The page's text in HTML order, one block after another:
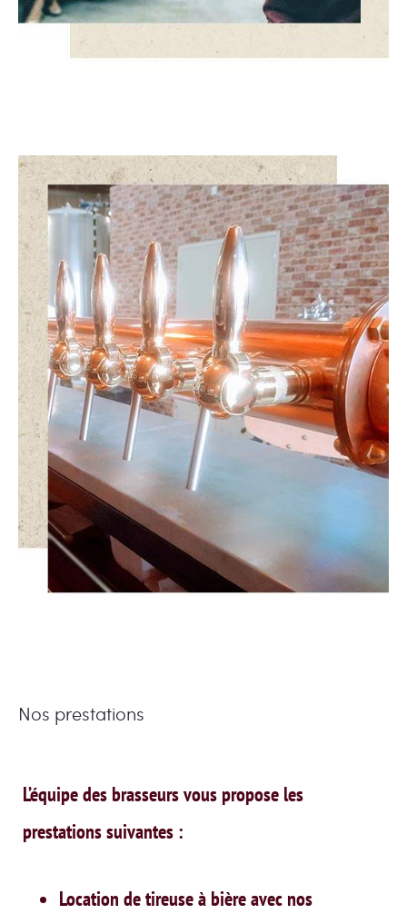
Nos prestations
L’équipe des brasseurs vous propose les
prestations suivantes :
Location de tireuse à bière avec nos